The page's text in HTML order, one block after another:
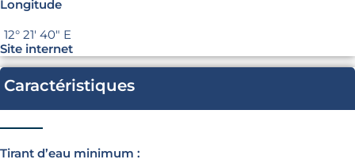
Longitude
12° 21′ 40″ E
Site internet
Caractéristiques
Tirant d’eau minimum :